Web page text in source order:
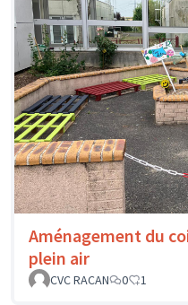
Aménagement du
plein air
CVC RACAN
0 1